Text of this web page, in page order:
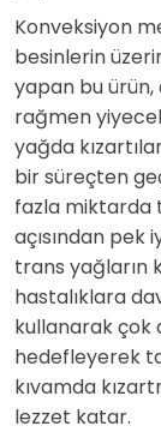
Konveksiyon
besinlerin
yapan bu ürün,
rağmen
yağda
bir süreçten
fazla miktarda
açısından pek
trans yağların
hastalıklara
kullanarak çok
hedefleyerek
kıvamda
lezzet katar.